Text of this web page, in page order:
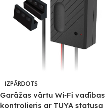
IZPĀRDOTS
Garāžas vārtu Wi‑Fi vadības
kontrolieris ar TUYA statusa